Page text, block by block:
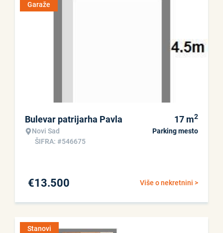
Garaže
Bulevar patrijarha Pavla
Novi Sad
ŠIFRA: #546675
17 m2
Parking mesto
Više o nekretnini >
€13.500
Stanovi